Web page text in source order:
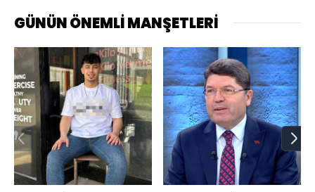
GÜNÜN ÖNEMLİ MANŞETLERİ